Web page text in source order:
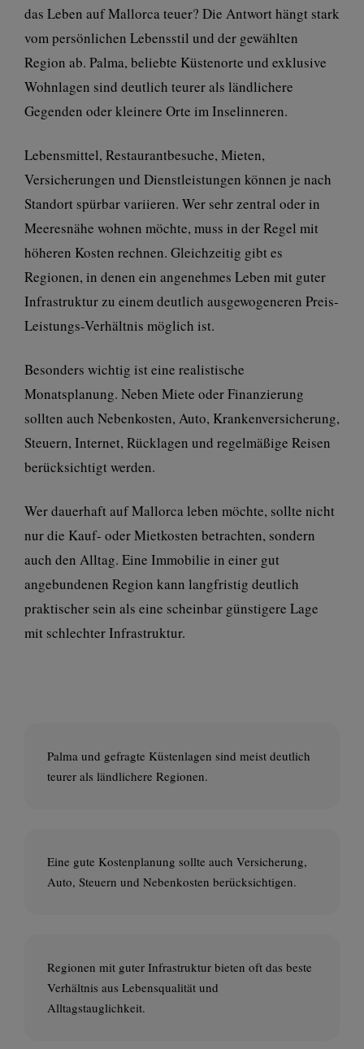
das Leben auf Mallorca teuer? Die Antwort hängt stark
vom persönlichen Lebensstil und der gewählten
Region ab. Palma, beliebte Küstenorte und exklusive
Wohnlagen sind deutlich teurer als ländlichere
Gegenden oder kleinere Orte im Inselinneren.
Lebensmittel, Restaurantbesuche, Mieten,
Versicherungen und Dienstleistungen können je nach
Standort spürbar variieren. Wer sehr zentral oder in
Meeresnähe wohnen möchte, muss in der Regel mit
höheren Kosten rechnen. Gleichzeitig gibt es
Regionen, in denen ein angenehmes Leben mit guter
Infrastruktur zu einem deutlich ausgewogeneren Preis-
Leistungs-Verhältnis möglich ist.
Besonders wichtig ist eine realistische
Monatsplanung. Neben Miete oder Finanzierung
sollten auch Nebenkosten, Auto, Krankenversicherung,
Steuern, Internet, Rücklagen und regelmäßige Reisen
berücksichtigt werden.
Wer dauerhaft auf Mallorca leben möchte, sollte nicht
nur die Kauf- oder Mietkosten betrachten, sondern
auch den Alltag. Eine Immobilie in einer gut
angebundenen Region kann langfristig deutlich
praktischer sein als eine scheinbar günstigere Lage
mit schlechter Infrastruktur.
Palma und gefragte Küstenlagen sind meist deutlich
teurer als ländlichere Regionen.
Eine gute Kostenplanung sollte auch Versicherung,
Auto, Steuern und Nebenkosten berücksichtigen.
Regionen mit guter Infrastruktur bieten oft das beste
Verhältnis aus Lebensqualität und
Alltagstauglichkeit.